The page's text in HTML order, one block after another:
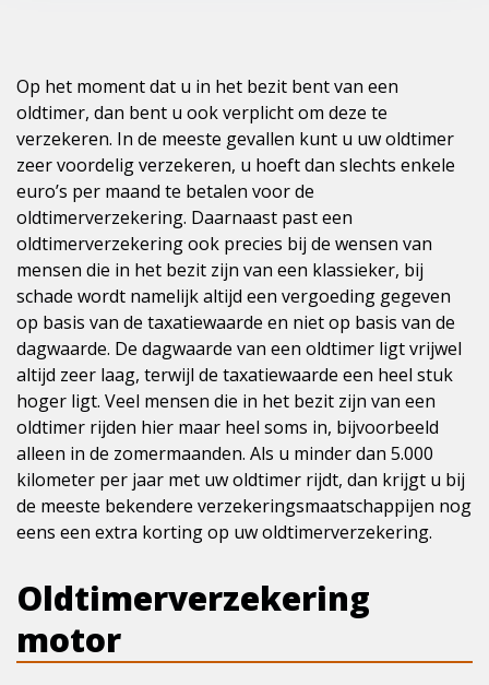
Op het moment dat u in het bezit bent van een
oldtimer, dan bent u ook verplicht om deze te
verzekeren. In de meeste gevallen kunt u uw oldtimer
zeer voordelig verzekeren, u hoeft dan slechts enkele
euro’s per maand te betalen voor de
oldtimerverzekering. Daarnaast past een
oldtimerverzekering ook precies bij de wensen van
mensen die in het bezit zijn van een klassieker, bij
schade wordt namelijk altijd een vergoeding gegeven
op basis van de taxatiewaarde en niet op basis van de
dagwaarde. De dagwaarde van een oldtimer ligt vrijwel
altijd zeer laag, terwijl de taxatiewaarde een heel stuk
hoger ligt. Veel mensen die in het bezit zijn van een
oldtimer rijden hier maar heel soms in, bijvoorbeeld
alleen in de zomermaanden. Als u minder dan 5.000
kilometer per jaar met uw oldtimer rijdt, dan krijgt u bij
de meeste bekendere verzekeringsmaatschappijen nog
eens een extra korting op uw oldtimerverzekering.
Oldtimerverzekering
motor